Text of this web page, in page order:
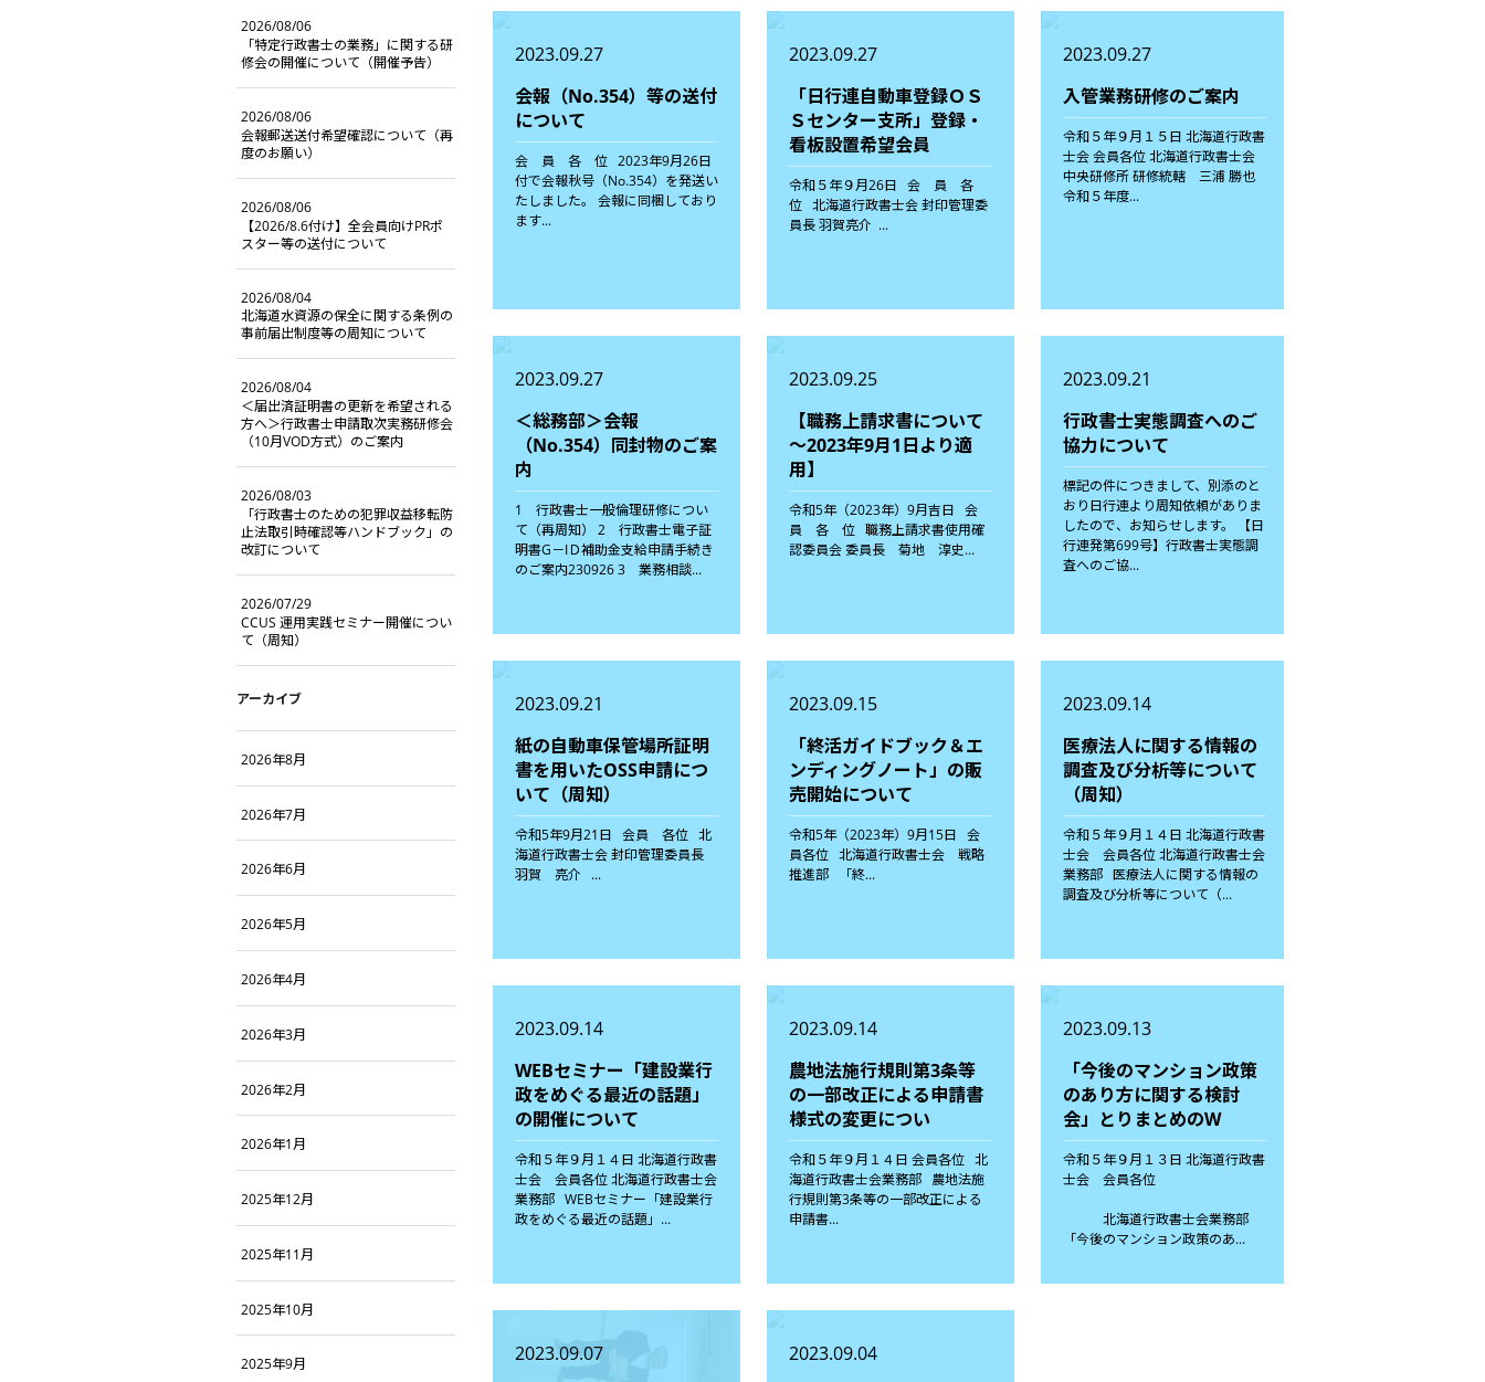
2023.09.27
会報（No.354）等の送付
について
会 員 各 位 2023年9月26日
付で会報秋号（No.354）を発送い
たしました。 会報に同梱しており
ます...
2023.09.27
「日行連自動車登録ＯＳ
Ｓセンター支所」登録・
看板設置希望会員
令和５年９月26日 会 員 各
位 北海道行政書士会 封印管理委
員長 羽賀亮介 ...
2023.09.27
入管業務研修のご案内
令和５年９月１５日 北海道行政書
士会 会員各位 北海道行政書士会
中央研修所 研修統轄 三浦 勝也
令和５年度...
2023.09.27
＜総務部＞会報
（No.354）同封物のご案
内
1 行政書士一般倫理研修につい
て（再周知） 2 行政書士電子証
明書G－IＤ補助金支給申請手続き
のご案内230926 3 業務相談...
2023.09.25
【職務上請求書について
～2023年9月1日より適
用】
令和5年（2023年）9月吉日 会
員 各 位 職務上請求書使用確
認委員会 委員長 菊地 淳史...
2023.09.21
行政書士実態調査へのご
協力について
標記の件につきまして、別添のと
おり日行連より周知依頼がありま
したので、お知らせします。 【日
行連発第699号】行政書士実態調
査へのご協...
2023.09.21
紙の自動車保管場所証明
書を用いたOSS申請につ
いて（周知）
令和5年9月21日 会員 各位 北
海道行政書士会 封印管理委員長
羽賀 亮介 ...
2023.09.15
「終活ガイドブック＆エ
ンディングノート」の販
売開始について
令和5年（2023年）9月15日 会
員各位 北海道行政書士会 戦略
推進部 「終...
2023.09.14
医療法人に関する情報の
調査及び分析等について
（周知）
令和５年９月１４日 北海道行政書
士会 会員各位 北海道行政書士会
業務部 医療法人に関する情報の
調査及び分析等について（...
2023.09.14
WEBセミナー「建設業行
政をめぐる最近の話題」
の開催について
令和５年９月１４日 北海道行政書
士会 会員各位 北海道行政書士会
業務部 WEBセミナー「建設業行
政をめぐる最近の話題」...
2023.09.14
農地法施行規則第3条等
の一部改正による申請書
様式の変更につい
令和５年９月１４日 会員各位 北
海道行政書士会業務部 農地法施
行規則第3条等の一部改正による
申請書...
2023.09.13
「今後のマンション政策
のあり方に関する検討
会」とりまとめのW
令和５年９月１３日 北海道行政書
士会 会員各位
北海道行政書士会業務部
「今後のマンション政策のあ...
2023.09.07
2023.09.04
2026/08/06
「特定行政書士の業務」に関する研
修会の開催について（開催予告）
2026/08/06
会報郵送送付希望確認について（再
度のお願い）
2026/08/06
【2026/8.6付け】全会員向けPRポ
スター等の送付について
2026/08/04
北海道水資源の保全に関する条例の
事前届出制度等の周知について
2026/08/04
＜届出済証明書の更新を希望される
方へ＞行政書士申請取次実務研修会
（10月VOD方式）のご案内
2026/08/03
「行政書士のための犯罪収益移転防
止法取引時確認等ハンドブック」の
改訂について
2026/07/29
CCUS 運用実践セミナー開催につい
て（周知）
アーカイブ
2026年8月
2026年7月
2026年6月
2026年5月
2026年4月
2026年3月
2026年2月
2026年1月
2025年12月
2025年11月
2025年10月
2025年9月